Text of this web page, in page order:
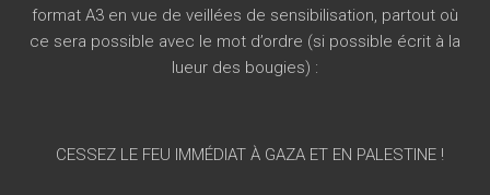
format A3 en vue de veillées de sensibilisation, partout où
ce sera possible avec le mot d’ordre (si possible écrit à la
lueur des bougies) :
CESSEZ LE FEU IMMÉDIAT À GAZA ET EN PALESTINE !